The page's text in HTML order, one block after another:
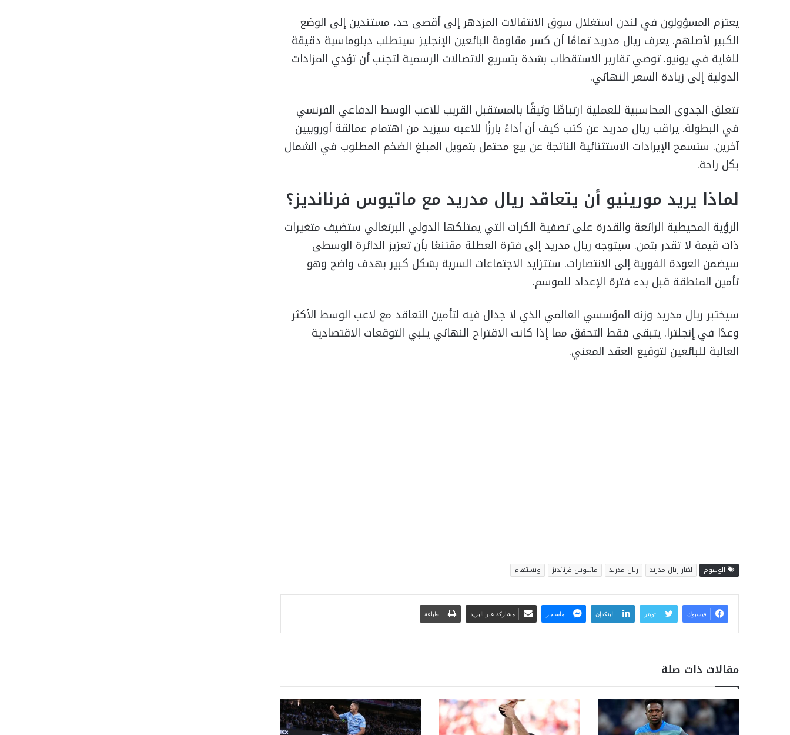
يعتزم المسؤولون في لندن استغلال سوق الانتقالات المزدهر إلى أقصى حد، مستندين إلى الوضع
الكبير لأصلهم. يعرف ريال مدريد تمامًا أن كسر مقاومة البائعين الإنجليز سيتطلب دبلوماسية دقيقة
للغاية في يونيو. توصي تقارير الاستقطاب بشدة بتسريع الاتصالات الرسمية لتجنب أن تؤدي المزادات
الدولية إلى زيادة السعر النهائي.
تتعلق الجدوى المحاسبية للعملية ارتباطًا وثيقًا بالمستقبل القريب للاعب الوسط الدفاعي الفرنسي
في البطولة. يراقب ريال مدريد عن كثب كيف أن أداءً بارزًا للاعبه سيزيد من اهتمام عمالقة أوروبيين
آخرين. ستسمح الإيرادات الاستثنائية الناتجة عن بيع محتمل بتمويل المبلغ الضخم المطلوب في الشمال
بكل راحة.
لماذا يريد مورينيو أن يتعاقد ريال مدريد مع ماتيوس فرنانديز؟
الرؤية المحيطية الرائعة والقدرة على تصفية الكرات التي يمتلكها الدولي البرتغالي ستضيف متغيرات
ذات قيمة لا تقدر بثمن. سيتوجه ريال مدريد إلى فترة العطلة مقتنعًا بأن تعزيز الدائرة الوسطى
سيضمن العودة الفورية إلى الانتصارات. ستتزايد الاجتماعات السرية بشكل كبير بهدف واضح وهو
تأمين المنطقة قبل بدء فترة الإعداد للموسم.
سيختبر ريال مدريد وزنه المؤسسي العالمي الذي لا جدال فيه لتأمين التعاقد مع لاعب الوسط الأكثر
وعدًا في إنجلترا. يتبقى فقط التحقق مما إذا كانت الاقتراح النهائي يلبي التوقعات الاقتصادية
العالية للبائعين لتوقيع العقد المعني.
الوسوم اخبار ريال مدريد ريال مدريد ماتيوس فرنانديز ويستهام
فيسبوك تويتر لينكدإن ماسنجر مشاركة عبر البريد طباعة
مقالات ذات صلة